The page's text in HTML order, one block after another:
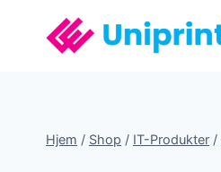
Hjem / Shop / IT-Produkter /